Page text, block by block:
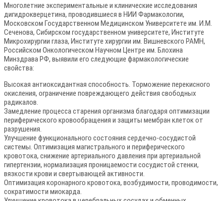
Многолетние экспериментальные и клинические исследования
дигидрокверцетина, проводившиеся в НИИ Фармакологии,
Московском Государственном Медицинском Университете им. И.М.
Сеченова, Сибирском государственном университете, Институте
Микрохирургии глаза, Институте хирургии им. Вишневского РАМН,
Российском Онкологическом Научном Центре им. Блохина
Минздрава РФ, выявили его следующие фармакологические
свойства:
Высокая антиоксидантная способность. Торможение перекисного
окисления, ограничение повреждающего действия свободных
радикалов.
Замедление процесса старения организма благодаря оптимизации
периферического кровообращения и защиты мембран клеток от
разрушения.
Улучшение функционального состояния сердечно-сосудистой
системы. Оптимизация магистрального и периферического
кровотока, снижение артериального давления при артериальной
гипертензии, нормализация проницаемости сосудистой стенки,
вязкости крови и свертывающей активности.
Оптимизация коронарного кровотока, возбудимости, проводимости,
сократимости миокарда.